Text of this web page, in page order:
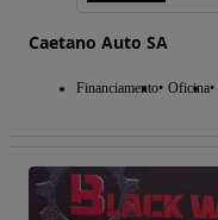
Caetano Auto SA
Financiamento Oficina